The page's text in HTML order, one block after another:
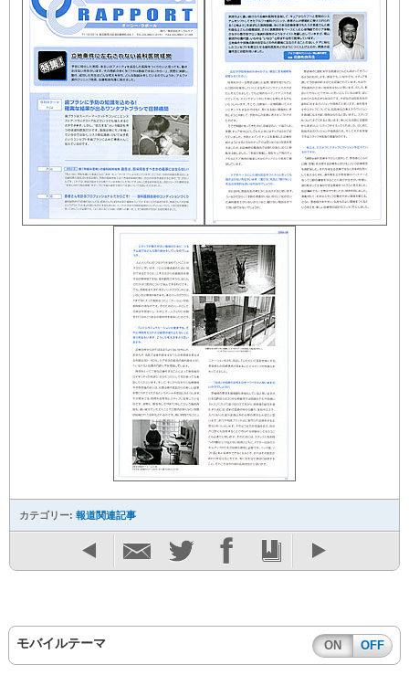
カテゴリー: 報道関連記事
モバイルテーマ ON OFF